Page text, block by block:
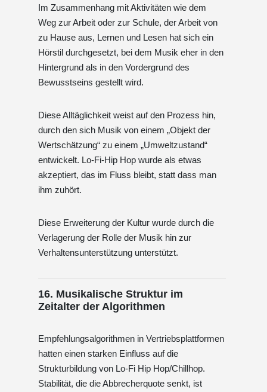
Im Zusammenhang mit Aktivitäten wie dem
Weg zur Arbeit oder zur Schule, der Arbeit von
zu Hause aus, Lernen und Lesen hat sich ein
Hörstil durchgesetzt, bei dem Musik eher in den
Hintergrund als in den Vordergrund des
Bewusstseins gestellt wird.
Diese Alltäglichkeit weist auf den Prozess hin,
durch den sich Musik von einem „Objekt der
Wertschätzung“ zu einem „Umweltzustand“
entwickelt. Lo-Fi-Hip Hop wurde als etwas
akzeptiert, das im Fluss bleibt, statt dass man
ihm zuhört.
Diese Erweiterung der Kultur wurde durch die
Verlagerung der Rolle der Musik hin zur
Verhaltensunterstützung unterstützt.
16. Musikalische Struktur im
Zeitalter der Algorithmen
Empfehlungsalgorithmen in Vertriebsplattformen
hatten einen starken Einfluss auf die
Strukturbildung von Lo-Fi Hip Hop/Chillhop.
Stabilität, die die Abbrecherquote senkt, ist